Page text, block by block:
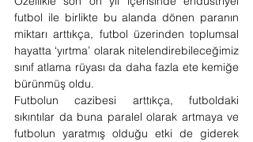
futbol ile birlikte bu alanda dönen paranın
miktarı arttıkça, futbol üzerinden toplumsal
hayatta ‘yırtma’ olarak nitelendirebileceğimiz
sınıf atlama rüyası da daha fazla ete kemiğe
bürünmüş oldu.
Futbolun cazibesi arttıkça, futboldaki
sıkıntılar da buna paralel olarak artmaya ve
futbolun yaratmış olduğu etki de giderek